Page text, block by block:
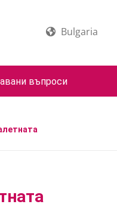
Bulgaria
въпроси